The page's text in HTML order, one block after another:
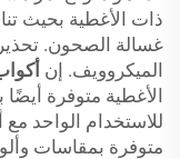
ذات الأغطية بحيث
غسالة الصحون.
الميكروويف. إن أكواب
الأغطية متوفرة أيضًا
للاستخدام الواحد
متوفرة بمقاسات